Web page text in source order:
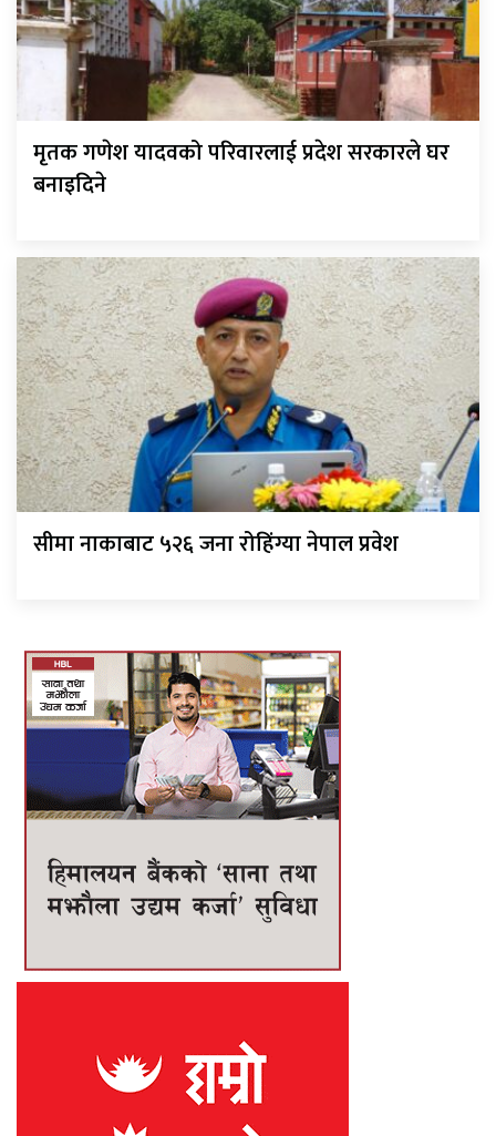
मृतक गणेश यादवको परिवारलाई प्रदेश सरकारले घर
बनाइदिने
सीमा नाकाबाट ५२६ जना रोहिंग्या नेपाल प्रवेश